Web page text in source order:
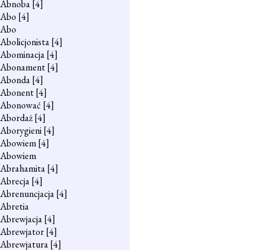
Abnoba[4]
Abo [4]
Abo
Abolicjonista[4]
Abominacja[4]
Abonament[4]
Abonda[4]
Abonent[4]
Abonować [4]
Abordaż[4]
Aborygieni[4]
Abowiem[4]
Abowiem
Abrahamita[4]
Abrecja[4]
Abrenuncjacja[4]
Abretia
Abrewjacja[4]
Abrewjator[4]
Abrewjatura[4]